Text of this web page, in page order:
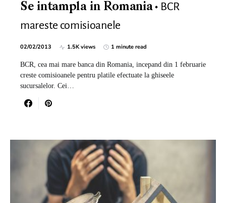
Se intampla in Romania
BCR
mareste comisioanele
02/02/2013 1.5K views 1 minute read
BCR, cea mai mare banca din Romania, incepand din 1 februarie
creste comisioanele pentru platile efectuate la ghiseele
sucursalelor. Cei…